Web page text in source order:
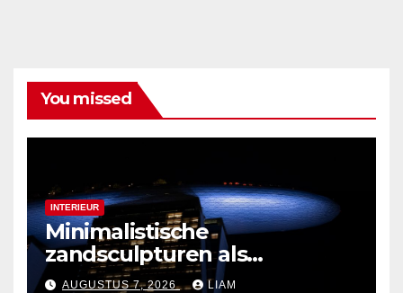
You missed
INTERIEUR
Minimalistische
zandsculpturen als
interieurdecoratie
AUGUSTUS 7, 2026 LIAM